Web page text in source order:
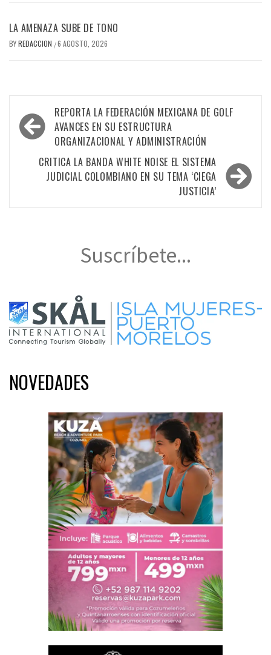
LA AMENAZA SUBE DE TONO
BYREDACCION /6 AGOSTO, 2026
Navegación
de
entradas
REPORTA LA FEDERACIÓN MEXICANA DE GOLF
AVANCES EN SU ESTRUCTURA
ORGANIZACIONAL Y ADMINISTRACIÓN
CRITICA LA BANDA WHITE NOISE EL SISTEMA
JUDICIAL COLOMBIANO EN SU TEMA ‘CIEGA
JUSTICIA’
Suscríbete...
NOVEDADES